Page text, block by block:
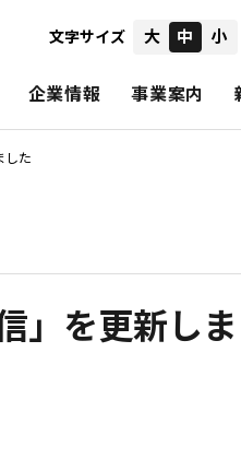
文字サイズ 大 中 小
企業情報
京医薬品の歩み
事業案内
険事業
CSRの理念
算短信
した
」を更新し